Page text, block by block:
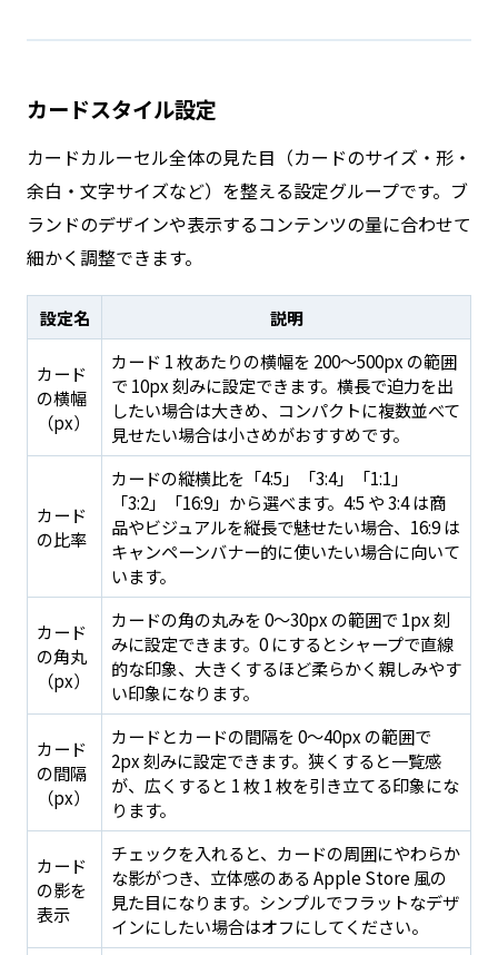
カードスタイル設定
カードカルーセル全体の見た目（カードのサイズ・形・
余白・文字サイズなど）を整える設定グループです。ブ
ランドのデザインや表示するコンテンツの量に合わせて
細かく調整できます。
設定名 説明
カード
の横幅
（px）
カード 1 枚あたりの横幅を 200〜500px の範囲
で 10px 刻みに設定できます。横長で迫力を出
したい場合は大きめ、コンパクトに複数並べて
見せたい場合は小さめがおすすめです。
カード
の比率
カードの縦横比を「4:5」「3:4」「1:1」
「3:2」「16:9」から選べます。4:5 や 3:4 は商
品やビジュアルを縦長で魅せたい場合、16:9 は
キャンペーンバナー的に使いたい場合に向いて
います。
カード
の角丸
（px）
カードの角の丸みを 0〜30px の範囲で 1px 刻
みに設定できます。0 にするとシャープで直線
的な印象、大きくするほど柔らかく親しみやす
い印象になります。
カード
の間隔
（px）
カードとカードの間隔を 0〜40px の範囲で
2px 刻みに設定できます。狭くすると一覧感
が、広くすると 1 枚 1 枚を引き立てる印象にな
ります。
カード
の影を
表示
チェックを入れると、カードの周囲にやわらか
な影がつき、立体感のある Apple Store 風の
見た目になります。シンプルでフラットなデザ
インにしたい場合はオフにしてください。